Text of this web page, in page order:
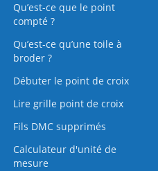
Qu’est-ce que le point
compté ?
Qu’est‑ce qu’une toile à
broder ?
Débuter le point de croix
Lire grille point de croix
Fils DMC supprimés
Calculateur d'unité de
mesure